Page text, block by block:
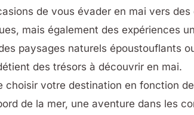
de vous évader en mai vers
mais également des expériences
paysages naturels époustouflants
des trésors à découvrir en mai.
choisir votre destination en fonction
de la mer, une aventure dans les